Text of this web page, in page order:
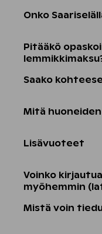
Onko
Pitääkö
Saako
Mitä
Lisävuoteet
Voinko
myöhemmin
Mistä voin